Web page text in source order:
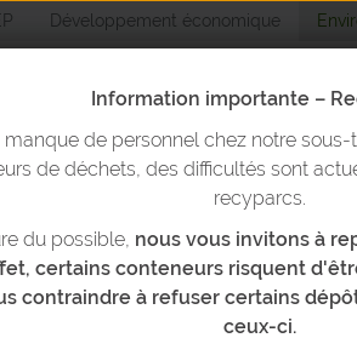
Développement économique
& bulles Trier ses déchets
Information importante –
manque de personnel chez notre
de déchets, des difficultés sont
recyparcs.
du possible, nous vous invitons à
certains conteneurs risquent
contraindre à refuser certains
ceux-ci.